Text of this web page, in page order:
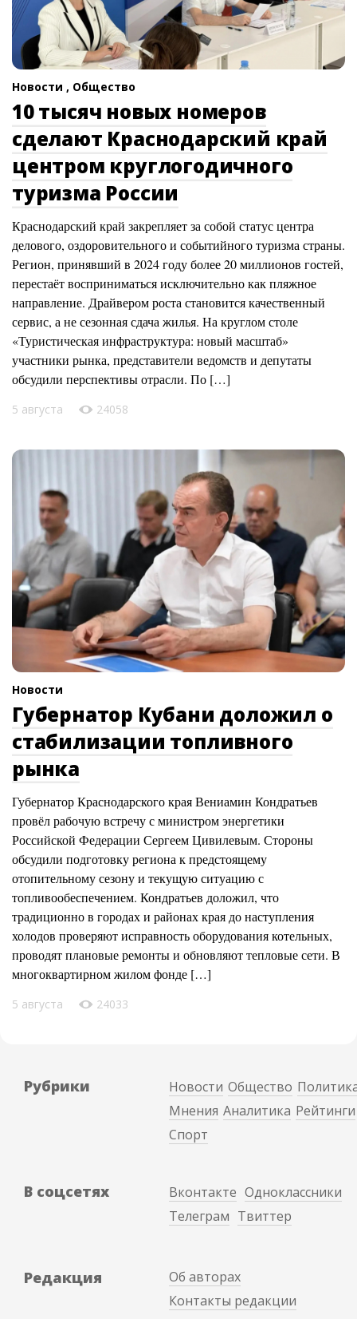
Новости , Общество
10 тысяч новых номеров
сделают Краснодарский край
центром круглогодичного
туризма России
Краснодарский край закрепляет за собой статус центра
делового, оздоровительного и событийного туризма страны.
Регион, принявший в 2024 году более 20 миллионов гостей,
перестаёт восприниматься исключительно как пляжное
направление. Драйвером роста становится качественный
сервис, а не сезонная сдача жилья. На круглом столе
«Туристическая инфраструктура: новый масштаб»
участники рынка, представители ведомств и депутаты
обсудили перспективы отрасли. По […]
5 августа 24058
Новости
Губернатор Кубани доложил о
стабилизации топливного
рынка
Губернатор Краснодарского края Вениамин Кондратьев
провёл рабочую встречу с министром энергетики
Российской Федерации Сергеем Цивилевым. Стороны
обсудили подготовку региона к предстоящему
отопительному сезону и текущую ситуацию с
топливообеспечением. Кондратьев доложил, что
традиционно в городах и районах края до наступления
холодов проверяют исправность оборудования котельных,
проводят плановые ремонты и обновляют тепловые сети. В
многоквартирном жилом фонде […]
5 августа 24033
Рубрики Новости Общество
Мнения Аналитика Рейтинги
Спорт
В соцсетях Вконтакте Одноклассники
Телеграм Твиттер
Редакция
Об авторах
Контакты редакции